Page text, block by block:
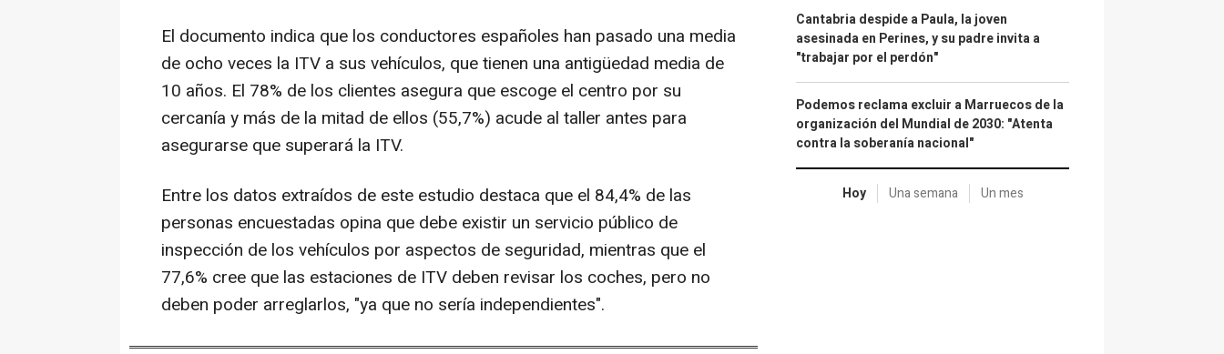
El documento indica que los conductores españoles han pasado una media
de ocho veces la ITV a sus vehículos, que tienen una antigüedad media de
10 años. El 78% de los clientes asegura que escoge el centro por su
cercanía y más de la mitad de ellos (55,7%) acude al taller antes para
asegurarse que superará la ITV.
Entre los datos extraídos de este estudio destaca que el 84,4% de las
personas encuestadas opina que debe existir un servicio público de
inspección de los vehículos por aspectos de seguridad, mientras que el
77,6% cree que las estaciones de ITV deben revisar los coches, pero no
deben poder arreglarlos, "ya que no sería independientes".
Cantabria despide a Paula, la joven
asesinada en Perines, y su padre invita a
"trabajar por el perdón"
Podemos reclama excluir a Marruecos de la
organización del Mundial de 2030: "Atenta
contra la soberanía nacional"
Hoy Una semana Un mes